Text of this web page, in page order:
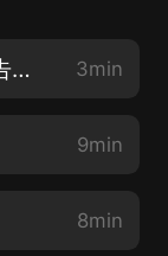
《海軍陸戰隊8：城市戰鬥》預告片花 3min
9min
8min